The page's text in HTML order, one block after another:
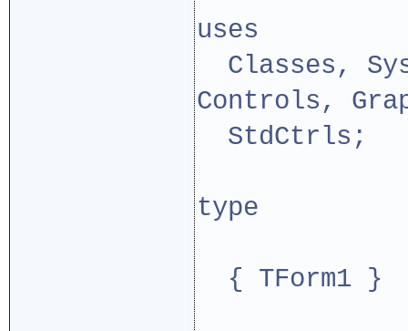
uses
Classes,
Controls,
StdCtrls;
type
{ TForm1 }